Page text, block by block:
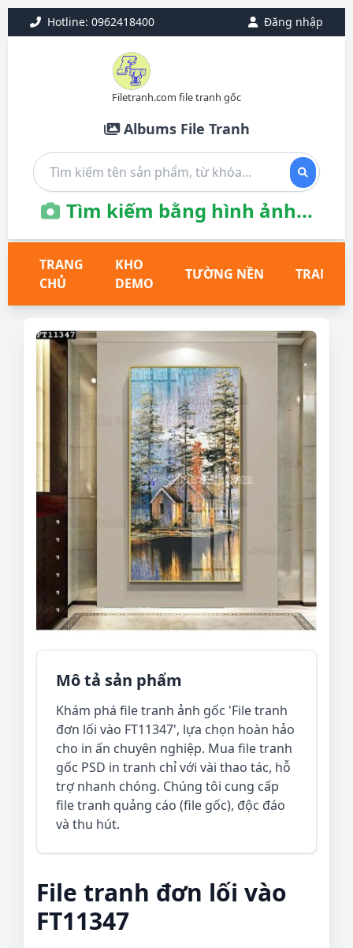
Hotline: 0962418400 Đăng nhập
Filetranh.com file tranh gốc
Albums File Tranh
Tìm kiếm bằng hình ảnh...
TRANG
CHỦ
KHO
DEMO
TƯỜNG NỀN TRANH
Mô tả sản phẩm
Khám phá file tranh ảnh gốc 'File tranh
đơn lối vào FT11347', lựa chọn hoàn hảo
cho in ấn chuyên nghiệp. Mua file tranh
gốc PSD in tranh chỉ với vài thao tác, hỗ
trợ nhanh chóng. Chúng tôi cung cấp
file tranh quảng cáo (file gốc), độc đáo
và thu hút.
File tranh đơn lối vào
FT11347